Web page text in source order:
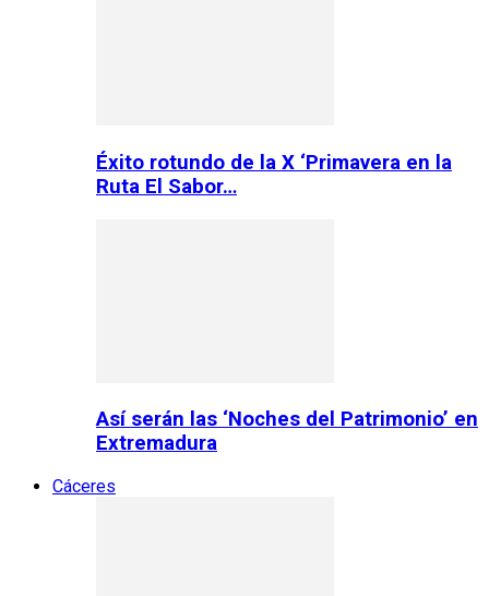
Éxito rotundo de la X ‘Primavera en la
Ruta El Sabor…
Así serán las ‘Noches del Patrimonio’ en
Extremadura
Cáceres